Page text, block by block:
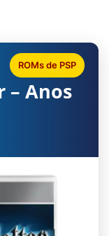
– Anos
ROMs de PSP